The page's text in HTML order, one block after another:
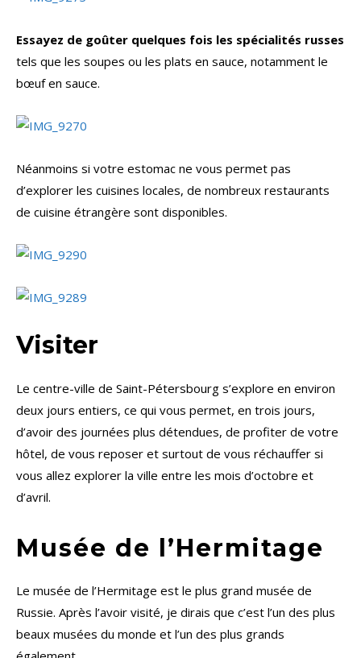
Essayez de goûter quelques fois les spécialités russes
tels que les soupes ou les plats en sauce, notamment le
bœuf en sauce.
Néanmoins si votre estomac ne vous permet pas
d’explorer les cuisines locales, de nombreux restaurants
de cuisine étrangère sont disponibles.
Visiter
Le centre-ville de Saint-Pétersbourg s’explore en environ
deux jours entiers, ce qui vous permet, en trois jours,
d’avoir des journées plus détendues, de profiter de votre
hôtel, de vous reposer et surtout de vous réchauffer si
vous allez explorer la ville entre les mois d’octobre et
d’avril.
Musée de l’Hermitage
Le musée de l’Hermitage est le plus grand musée de
Russie. Après l’avoir visité, je dirais que c’est l’un des plus
beaux musées du monde et l’un des plus grands